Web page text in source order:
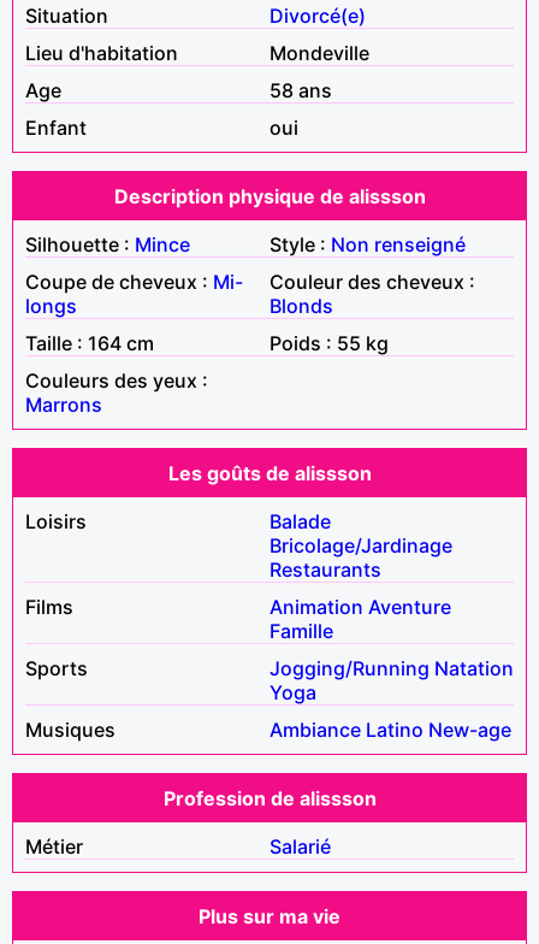
Situation
Divorcé(e)
Lieu d'habitation
Mondeville
Age
58 ans
Enfant
oui
Description physique de alissson
Silhouette : Mince Style : Non renseigné
Coupe de cheveux : Mi-
longs
Couleur des cheveux :
Blonds
Taille : 164 cm
Poids : 55 kg
Couleurs des yeux :
Marrons
Les goûts de alissson
Loisirs
Balade
Bricolage/Jardinage
Restaurants
Films
Animation Aventure
Famille
Sports
Jogging/Running Natation
Yoga
Musiques
Ambiance Latino New-age
Profession de alissson
Métier
Salarié
Plus sur ma vie